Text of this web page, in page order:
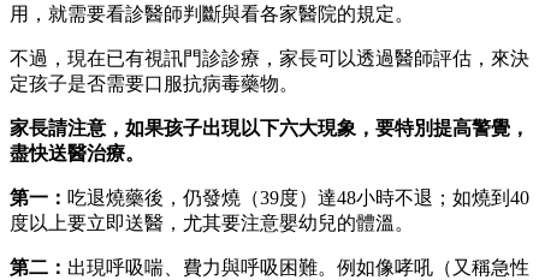
用，就需要看診醫師判斷與看各家醫院的規定。
不過，現在已有視訊門診診療，家長可以透過醫師評估，來決
定孩子是否需要口服抗病毒藥物。
家長請注意，如果孩子出現以下六大現象，要特別提高警覺，
盡快送醫治療。
第一： 吃退燒藥後，仍發燒（39度）達48小時不退；如燒到40
度以上要立即送醫，尤其要注意嬰幼兒的體溫。
第二： 出現呼吸喘、費力與呼吸困難。例如像哮吼（又稱急性